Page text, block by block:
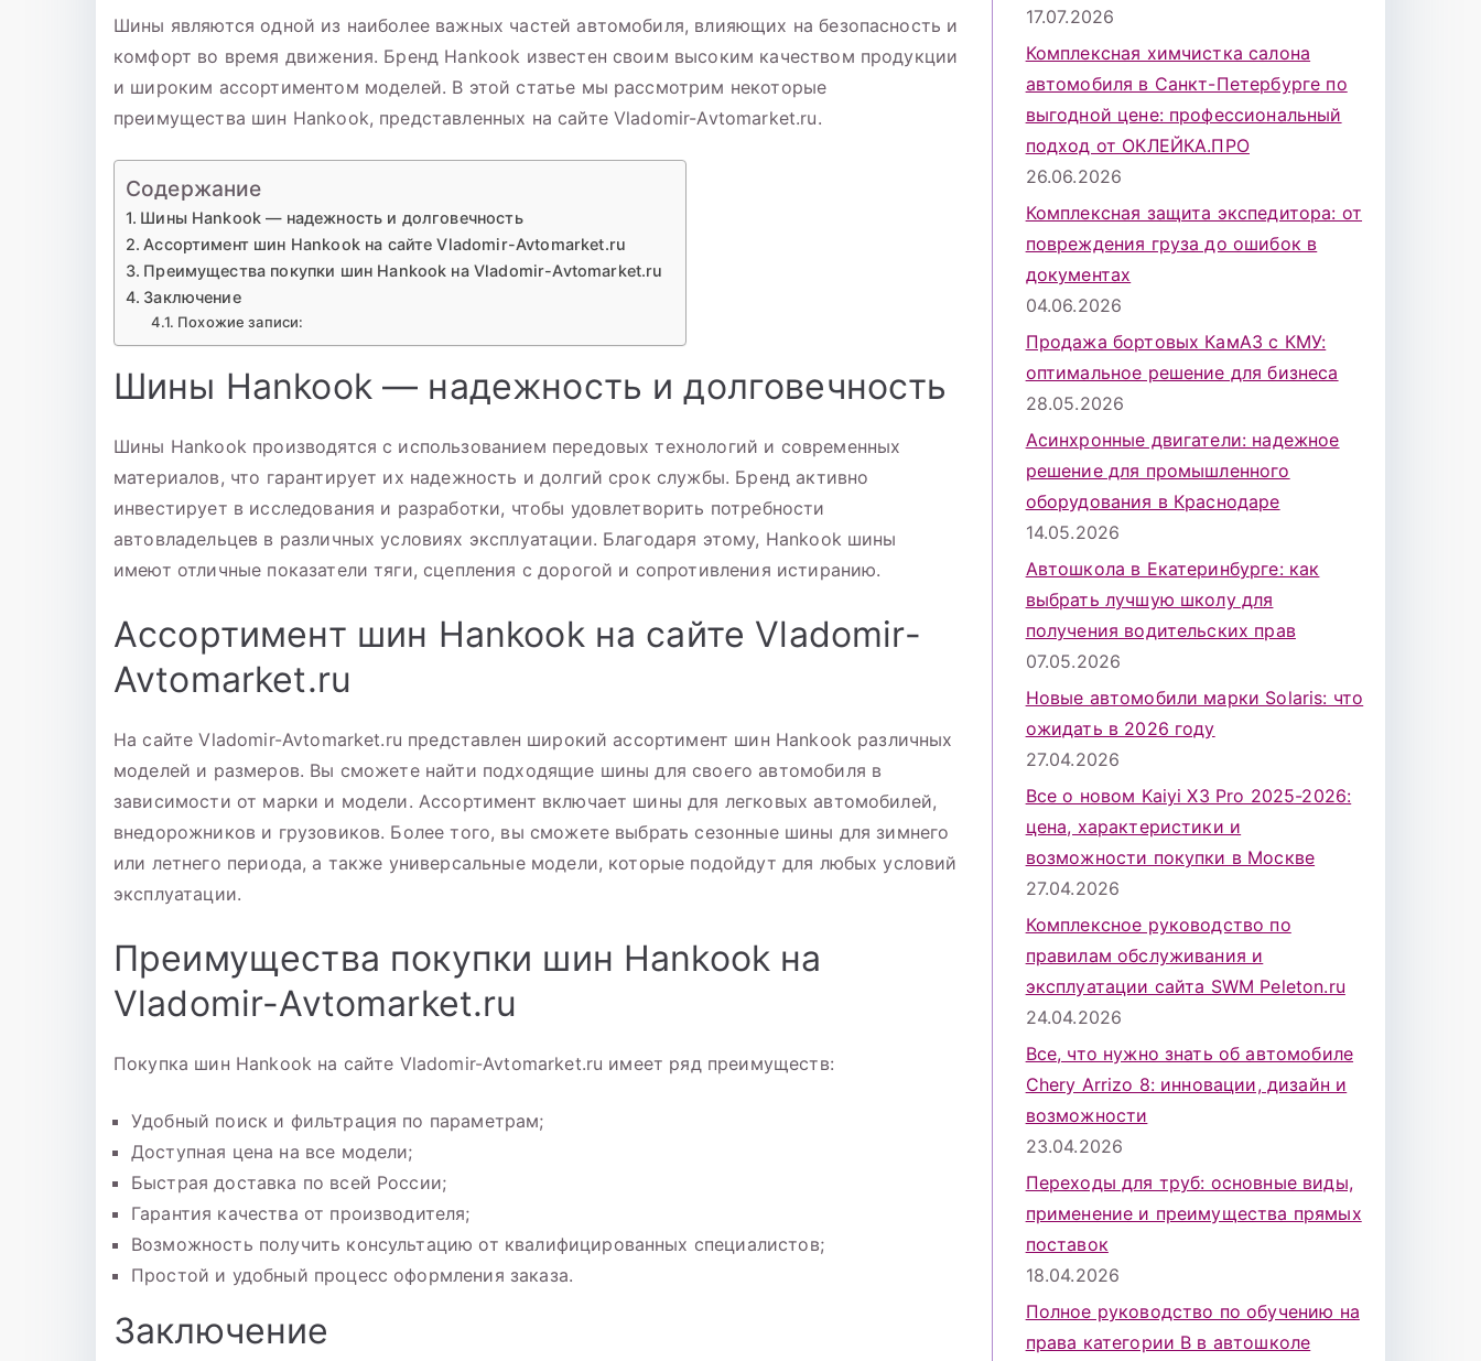
Шина
205/70
Р-15
Hankook
96Т
к
шип
Шины являются одной из наиболее важных частей автомобиля, влияющих на безопасность и
комфорт во время движения. Бренд Hankook известен своим высоким качеством продукции
и широким ассортиментом моделей. В этой статье мы рассмотрим некоторые
преимущества шин Hankook, представленных на сайте Vladomir-Avtomarket.ru.
Содержание
Шины Hankook — надежность и долговечность
Ассортимент шин Hankook на сайте Vladomir-Avtomarket.ru
Преимущества покупки шин Hankook на Vladomir-Avtomarket.ru
Заключение
Похожие записи:
Шины Hankook — надежность и долговечность
Шины Hankook производятся с использованием передовых технологий и современных
материалов, что гарантирует их надежность и долгий срок службы. Бренд активно
инвестирует в исследования и разработки, чтобы удовлетворить потребности
автовладельцев в различных условиях эксплуатации. Благодаря этому, Hankook шины
имеют отличные показатели тяги, сцепления с дорогой и сопротивления истиранию.
Ассортимент шин Hankook на сайте Vladomir-
Avtomarket.ru
На сайте Vladomir-Avtomarket.ru представлен широкий ассортимент шин Hankook различных
моделей и размеров. Вы сможете найти подходящие шины для своего автомобиля в
зависимости от марки и модели. Ассортимент включает шины для легковых автомобилей,
внедорожников и грузовиков. Более того, вы сможете выбрать сезонные шины для зимнего
или летнего периода, а также универсальные модели, которые подойдут для любых условий
эксплуатации.
Преимущества покупки шин Hankook на
Vladomir-Avtomarket.ru
Покупка шин Hankook на сайте Vladomir-Avtomarket.ru имеет ряд преимуществ:
Удобный поиск и фильтрация по параметрам;
Доступная цена на все модели;
Быстрая доставка по всей России;
Гарантия качества от производителя;
Возможность получить консультацию от квалифицированных специалистов;
Простой и удобный процесс оформления заказа.
Заключение
17.07.2026
Комплексная химчистка салона
автомобиля в Санкт-Петербурге по
выгодной цене: профессиональный
подход от ОКЛЕЙКА.ПРО
26.06.2026
Комплексная защита экспедитора: от
повреждения груза до ошибок в
документах
04.06.2026
Продажа бортовых КамАЗ с КМУ:
оптимальное решение для бизнеса
28.05.2026
Асинхронные двигатели: надежное
решение для промышленного
оборудования в Краснодаре
14.05.2026
Автошкола в Екатеринбурге: как
выбрать лучшую школу для
получения водительских прав
07.05.2026
Новые автомобили марки Solaris: что
ожидать в 2026 году
27.04.2026
Все о новом Kaiyi X3 Pro 2025-2026:
цена, характеристики и
возможности покупки в Москве
27.04.2026
Комплексное руководство по
правилам обслуживания и
эксплуатации сайта SWM Peleton.ru
24.04.2026
Все, что нужно знать об автомобиле
Chery Arrizo 8: инновации, дизайн и
возможности
23.04.2026
Переходы для труб: основные виды,
применение и преимущества прямых
поставок
18.04.2026
Полное руководство по обучению на
права категории B в автошколе